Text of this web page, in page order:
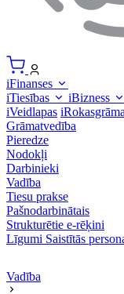
iFinanses
iTiesības
iBizness
iVeidlapas
Grāmatvedība
Pieredze
Nodokļi
Darbinieki
Vadība
Tiesu prakse
Pašnodarbinātais
Strukturētie e-rēķini
Līgumi Saistītās
Vadība